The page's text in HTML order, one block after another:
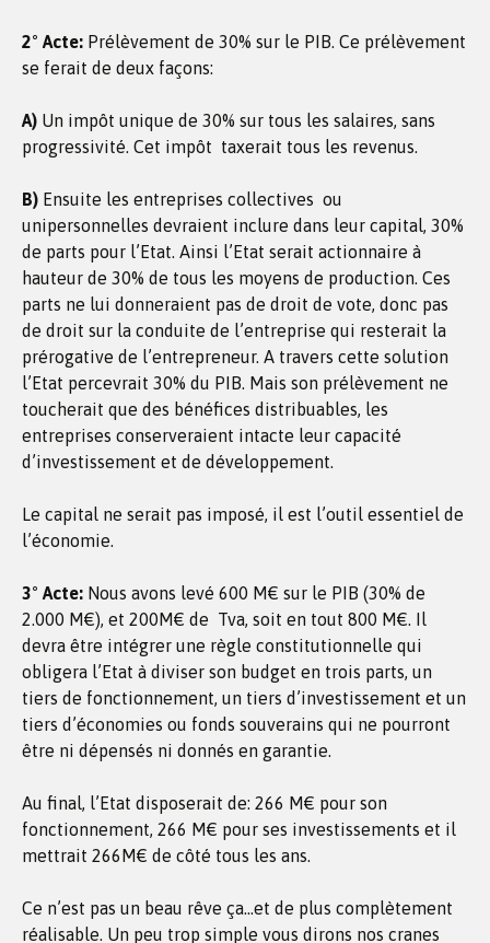
2° Acte: Prélèvement de 30% sur le PIB. Ce prélèvement
se ferait de deux façons:
A) Un impôt unique de 30% sur tous les salaires, sans
progressivité. Cet impôt taxerait tous les revenus.
B) Ensuite les entreprises collectives ou
unipersonnelles devraient inclure dans leur capital, 30%
de parts pour l’Etat. Ainsi l’Etat serait actionnaire à
hauteur de 30% de tous les moyens de production. Ces
parts ne lui donneraient pas de droit de vote, donc pas
de droit sur la conduite de l’entreprise qui resterait la
prérogative de l’entrepreneur. A travers cette solution
l’Etat percevrait 30% du PIB. Mais son prélèvement ne
toucherait que des bénéfices distribuables, les
entreprises conserveraient intacte leur capacité
d’investissement et de développement.
Le capital ne serait pas imposé, il est l’outil essentiel de
l’économie.
3° Acte: Nous avons levé 600 M€ sur le PIB (30% de
2.000 M€), et 200M€ de Tva, soit en tout 800 M€. Il
devra être intégrer une règle constitutionnelle qui
obligera l’Etat à diviser son budget en trois parts, un
tiers de fonctionnement, un tiers d’investissement et un
tiers d’économies ou fonds souverains qui ne pourront
être ni dépensés ni donnés en garantie.
Au final, l’Etat disposerait de: 266 M€ pour son
fonctionnement, 266 M€ pour ses investissements et il
mettrait 266M€ de côté tous les ans.
Ce n’est pas un beau rêve ça…et de plus complètement
réalisable. Un peu trop simple vous dirons nos cranes